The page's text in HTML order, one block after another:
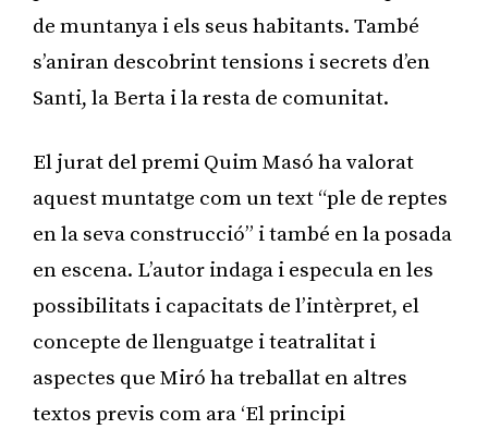
de muntanya i els seus habitants. També
s’aniran descobrint tensions i secrets d’en
Santi, la Berta i la resta de comunitat.
El jurat del premi Quim Masó ha valorat
aquest muntatge com un text “ple de reptes
en la seva construcció” i també en la posada
en escena. L’autor indaga i especula en les
possibilitats i capacitats de l’intèrpret, el
concepte de llenguatge i teatralitat i
aspectes que Miró ha treballat en altres
textos previs com ara ‘El principi